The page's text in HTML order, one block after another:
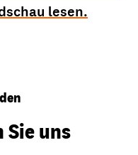
lesen.
uns